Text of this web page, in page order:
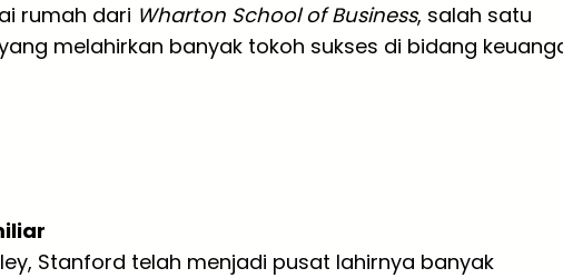
rumah dari Wharton School of Business, salah satu
melahirkan banyak tokoh sukses di bidang
Stanford telah menjadi pusat lahirnya banyak